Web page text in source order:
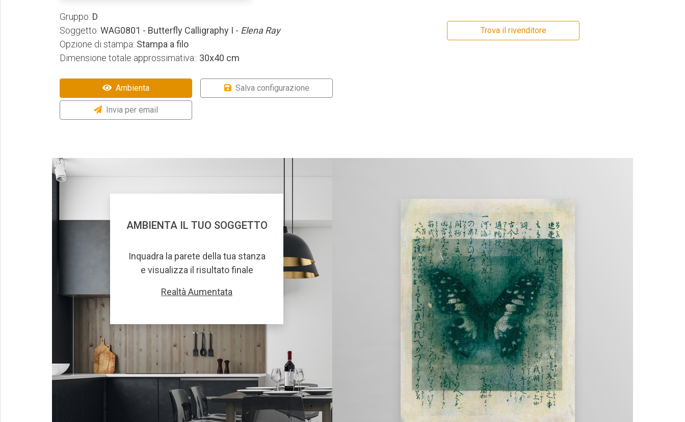
Gruppo: D
Soggetto: WAG0801 - Butterfly Calligraphy I - Elena Ray
Opzione di stampa: Stampa a filo
Dimensione totale approssimativa:: 30x40 cm
Ambienta Salva configurazione
Invia per email
Trova il rivenditore
AMBIENTA IL TUO SOGGETTO
Inquadra la parete della tua stanza
e visualizza il risultato finale
Realtà Aumentata